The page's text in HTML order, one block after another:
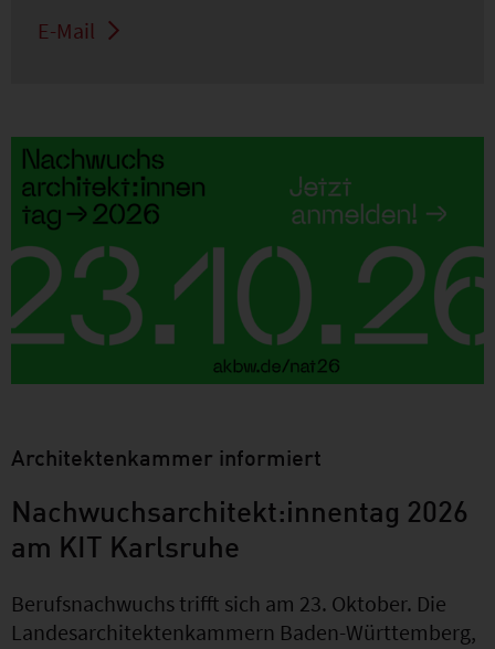
E-Mail
Architektenkammer informiert
Nachwuchsarchitekt:innentag 2026
am KIT Karlsruhe
Berufsnachwuchs trifft sich am 23. Oktober. Die
Landesarchitektenkammern Baden-Württemberg,